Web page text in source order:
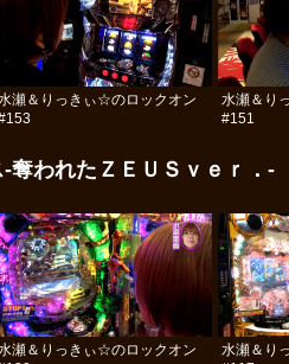
瀬＆りっきぃ☆のロックオン
水瀬＆り
#151
奪われたＺＥＵＳｖｅｒ．-
瀬＆りっきぃ☆のロックオン
水瀬＆り